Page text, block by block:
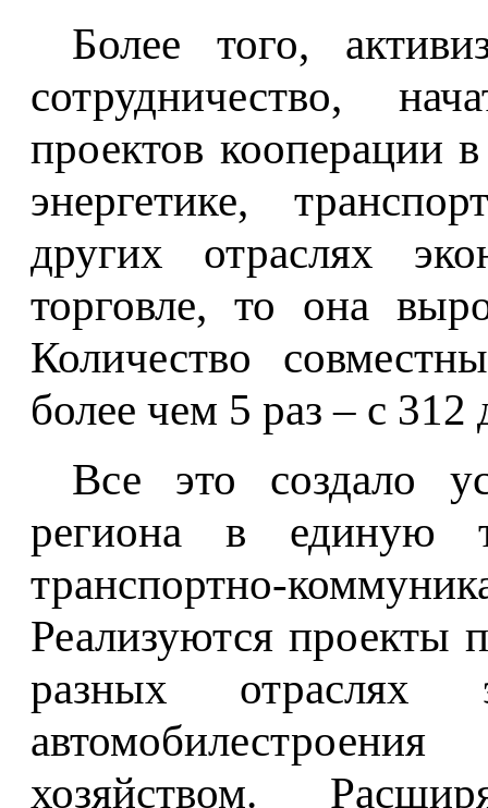
Более того,
сотрудничество,
проектов кооперации
энергетике,
других отраслях
торговле, то она
Количество
более чем 5 раз – с 312
Все это создало
региона в единую
транспортно-
Реализуются проекты
разных отраслях
хозяйством.